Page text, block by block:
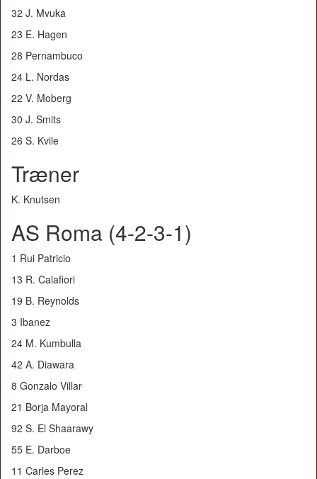
32 J. Mvuka
23 E. Hagen
28 Pernambuco
24 L. Nordas
22 V. Moberg
30 J. Smits
26 S. Kvile
Træner
K. Knutsen
AS Roma (4-2-3-1)
1 Rui Patricio
13 R. Calafiori
19 B. Reynolds
3 Ibanez
24 M. Kumbulla
42 A. Diawara
8 Gonzalo Villar
21 Borja Mayoral
92 S. El Shaarawy
55 E. Darboe
11 Carles Perez